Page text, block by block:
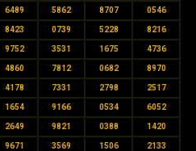
6489 5862 8707 0546
8423 0739 5228 8216
9752 3531 1675 4736
4860 7812 0682 8970
4178 7331 2798 2517
1654 9166 0534 6052
2649 9821 0388 1420
9671 3569 1506 2133